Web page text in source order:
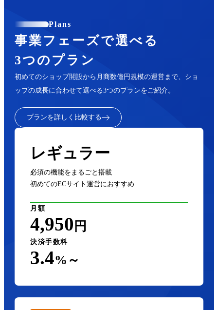
Plans
事業フェーズで選べる
3つのプラン
初めてのショップ開設から月商数億円規模の運営まで、ショ
ップの成長に合わせて選べる3つのプランをご紹介。
プランを詳しく比較する
レギュラー
必須の機能をまるごと搭載
初めてのECサイト運営におすすめ
月額
4,950 円
決済手数料
3.4%～